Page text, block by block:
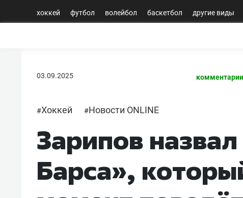
хоккей футбол волейбол баскетбол другие виды
03.09.2025
#Хоккей #Новости ONLINE
Зарипов
Барса»,